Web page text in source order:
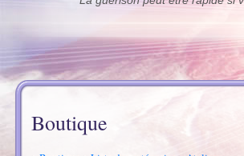
Boutique